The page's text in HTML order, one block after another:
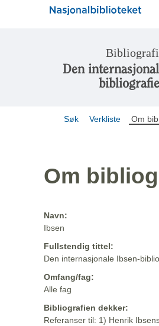
Bibliografi
Den
Søk Verkliste Om
Om
Navn:
Ibsen
Fullstendig tittel:
Den internasjonale Ibsen-
Omfang/fag:
Alle fag
Bibliografien dekker:
Referanser til: 1) Henrik